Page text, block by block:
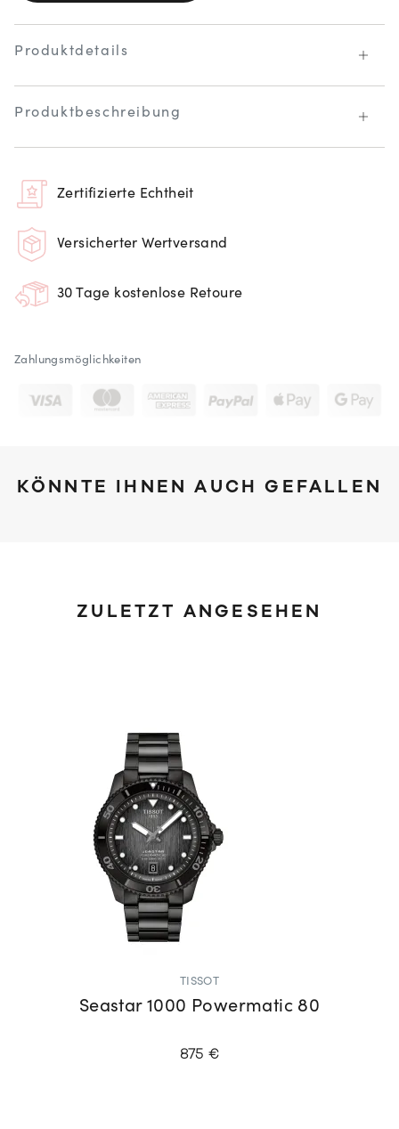
Produktdetails
Produktbeschreibung
Zertifizierte Echtheit
Versicherter Wertversand
30 Tage kostenlose Retoure
Zahlungsmöglichkeiten
KÖNNTE IHNEN AUCH GEFALLEN
ZULETZT ANGESEHEN
TISSOT
Seastar 1000 Powermatic 80
875 €